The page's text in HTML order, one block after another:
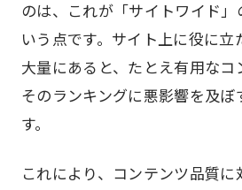
のは、これが「サイトワイド
いう点です。サイト上に役に
大量にあると、たとえ有用なコ
そのランキングに悪影響を及ぼ
す。
これにより、コンテンツ品質